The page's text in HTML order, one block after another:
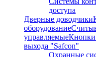
доступа
Дверные доводчики
оборудование
управляемые
выхода "Safcon"
Охранные